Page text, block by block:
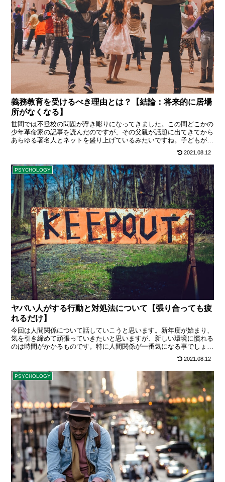
義務教育を受けるべき理由とは？【結論：将来的に居場
所がなくなる】
世間では不登校の問題が浮き彫りになってきました。この間どこかの
少年革命家の記事を読んだのですが、その父親が話題に出てきてから
あらゆる著名人とネットを盛り上げているみたいですね。子どもが不
登校であることを世間に知らしめて、「不登校の意義」を訴えている
ようですが、まぁ本人が嫌がっていないならまだしも、仮に僕の家族
がそういう ･･･
2021.08.12
PSYCHOLOGY
ヤバい人がする行動と対処法について【張り合っても疲
れるだけ】
今回は人間関係について話していこうと思います。新年度が始まり、
気を引き締めて頑張っていきたいと思いますが、新しい環境に慣れる
のは時間がかかるものです。特に人間関係が一番気になる事でしょ
僕は大学院進学なので、知っている先生は多いですが、めちゃくちゃ
関わったとい ･･･
2021.08.12
PSYCHOLOGY